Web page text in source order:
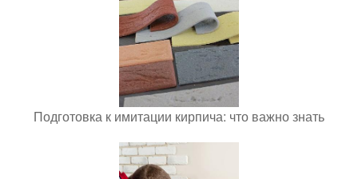
Подготовка к имитации кирпича: что важно знать